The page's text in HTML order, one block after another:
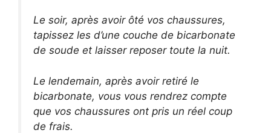
Le soir, après avoir ôté vos chaussures,
tapissez les d’une couche de bicarbonate
de soude et laisser reposer toute la nuit.
Le lendemain, après avoir retiré le
bicarbonate, vous vous rendrez compte
que vos chaussures ont pris un réel coup
de frais.